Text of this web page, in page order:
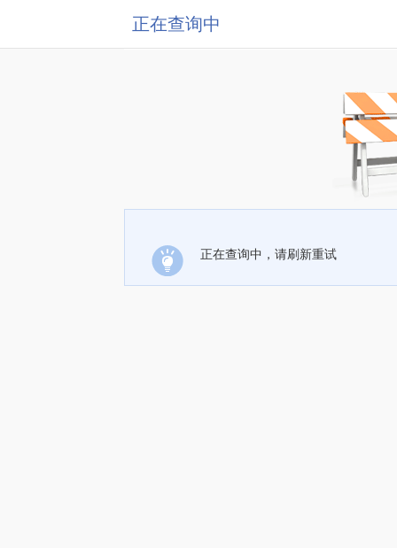
正在查询中
正在查询中，请刷新重试